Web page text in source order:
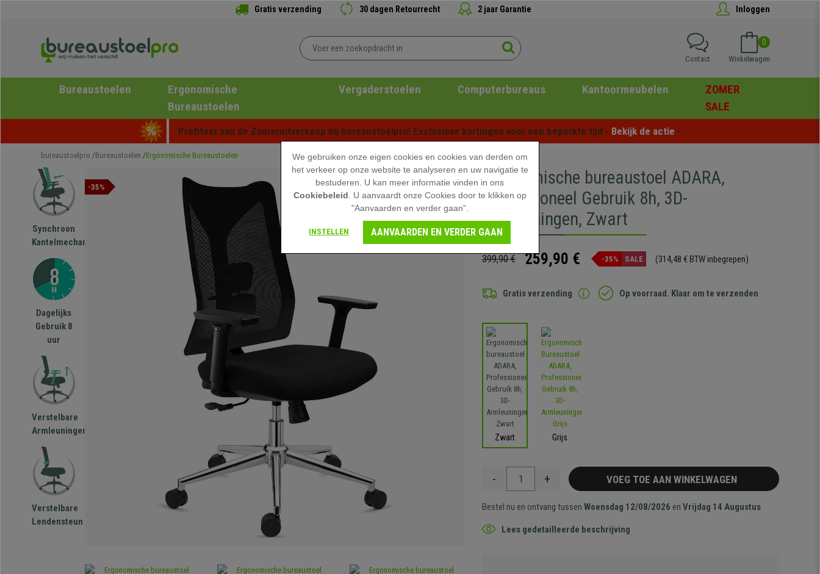
Gratis verzending 30 dagen Retourrecht 2 jaar Garantie Inloggen
0
Winkelwagen
Contact
Bureaustoelen
Ergonomische
Bureaustoelen
Vergaderstoelen Computerbureaus Kantoormeubelen
ZOMER
SALE
Profiteer van de Zomeruitverkoop bij bureaustoelpro! Exclusieve kortingen voor een beperkte tijd - Bekijk de actie -
bureaustoelpro Bureaustoelen Ergonomische Bureaustoelen
Synchroon
Kantelmechanisme
Dagelijks
Gebruik 8
uur
Verstelbare
Armleuningen
Verstelbare
Lendensteun
-35%
Ergonomische bureaustoel ADARA,
Professioneel Gebruik 8h, 3D-
Armleuningen, Zwart
399,90 € 259,90 € -35% SALE (314,48 € BTW inbegrepen)
Gratis verzending Op voorraad. Klaar om te verzenden
Zwart Grijs
- + VOEG TOE AAN WINKELWAGEN
Bestel nu en ontvang tussenWoensdag 12/08/2026 enVrijdag 14 Augustus
Lees gedetailleerde beschrijving
We gebruiken onze eigen cookies en cookies van derden om
het verkeer op onze website te analyseren en uw navigatie te
bestuderen. U kan meer informatie vinden in ons
Cookiebeleid . U aanvaardt onze Cookies door te klikken op
"Aanvaarden en verder gaan".
INSTELLEN AANVAARDEN EN VERDER GAAN